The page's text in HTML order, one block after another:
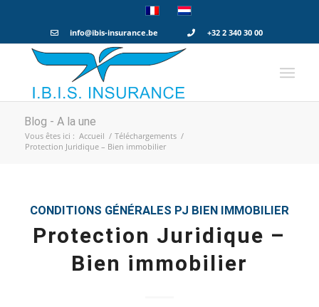
info@ibis-insurance.be +32 2 340 30 00
Blog - A la une
Vous êtes ici : Accueil / Téléchargements /
Protection Juridique – Bien immobilier
CONDITIONS GÉNÉRALES PJ BIEN IMMOBILIER
Protection Juridique –
Bien immobilier